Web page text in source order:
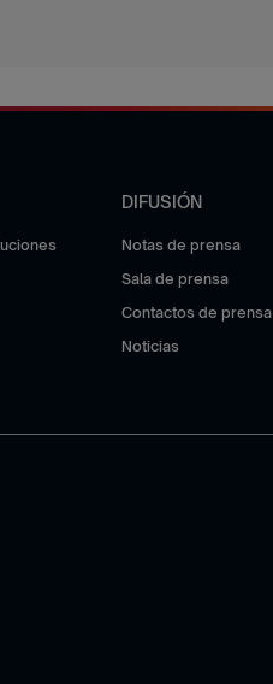
DIFUSIÓN
Notas de prensa
Sala de prensa
Contactos de prensa
Noticias